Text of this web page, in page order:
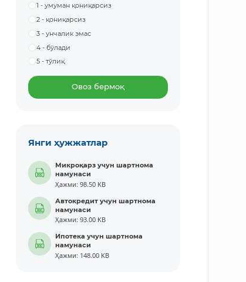
1 - умуман қониқарсиз
2 - қониқарсиз
3 - унчалик эмас
4 - бўлади
5 - тўлиқ
Овоз бермоқ
Янги ҳужжатлар
Микроқарз учун шартнома
намунаси
Ҳажми: 98.50 KB
Автокредит учун шартнома
намунаси
Ҳажми: 93.00 KB
Ипотека учун шартнома
намунаси
Ҳажми: 148.00 KB